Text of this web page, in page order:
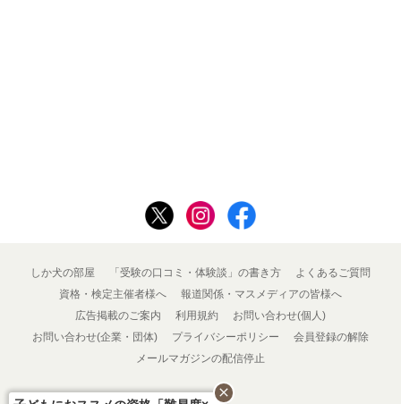
しか犬の部屋 「受験の口コミ・体験談」の書き方
よくあるご質問
資格・検定主催者様へ
報道関係・マスメディアの皆様へ
広告掲載のご案内
利用規約
お問い合わせ(個人)
お問い合わせ(企業・団体)
プライバシーポリシー
会員登録の解除
メールマガジンの配信停止
close